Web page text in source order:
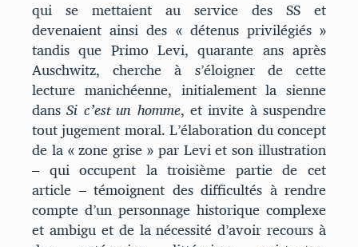
qui se mettaient au service des SS et
devenaient ainsi des « détenus privilégiés »
tandis que Primo Levi, quarante ans après
Auschwitz, cherche à s’éloigner de cette
lecture manichéenne, initialement la sienne
dansSi c’est un homme, et invite à suspendre
tout jugement moral. L’élaboration du concept
de la « zone grise » par Levi et son illustration
– qui occupent la troisième partie de cet
article – témoignent des difficultés à rendre
compte d’un personnage historique complexe
et ambigu et de la nécessité d’avoir recours à